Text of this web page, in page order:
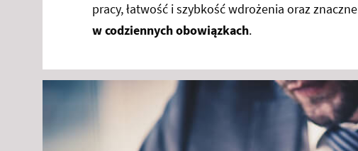
pracy, łatwość i szybkość wdrożenia oraz znaczne
w codziennych obowiązkach.